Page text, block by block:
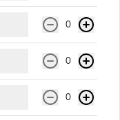
queso crema y palta,
con salsa unagi.
0
0
0